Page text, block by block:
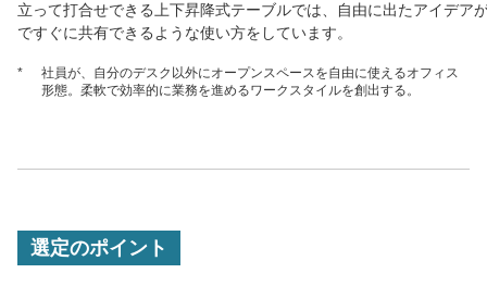
立って打合せできる上下昇降式テーブルでは、自由に出たアイデア
ですぐに共有できるような使い方をしています。
*
社員が、自分のデスク以外にオープンスペースを自由に使えるオフィス
形態。柔軟で効率的に業務を進めるワークスタイルを創出する。
選定のポイント